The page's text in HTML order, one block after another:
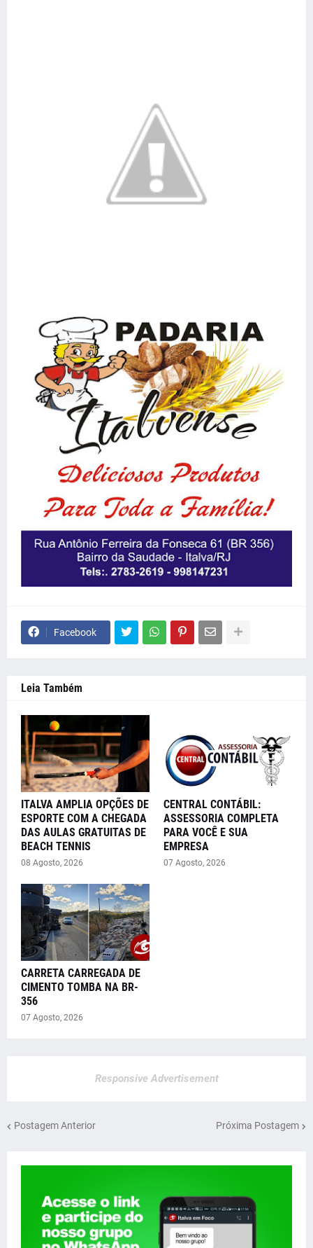
Facebook
Leia Também
ITALVA AMPLIA OPÇÕES DE
ESPORTE COM A CHEGADA
DAS AULAS GRATUITAS DE
BEACH TENNIS
08 Agosto, 2026
CENTRAL CONTÁBIL:
ASSESSORIA COMPLETA
PARA VOCÊ E SUA
EMPRESA
07 Agosto, 2026
CARRETA CARREGADA DE
CIMENTO TOMBA NA BR-
356
07 Agosto, 2026
Responsive Advertisement
Postagem Anterior Próxima Postagem